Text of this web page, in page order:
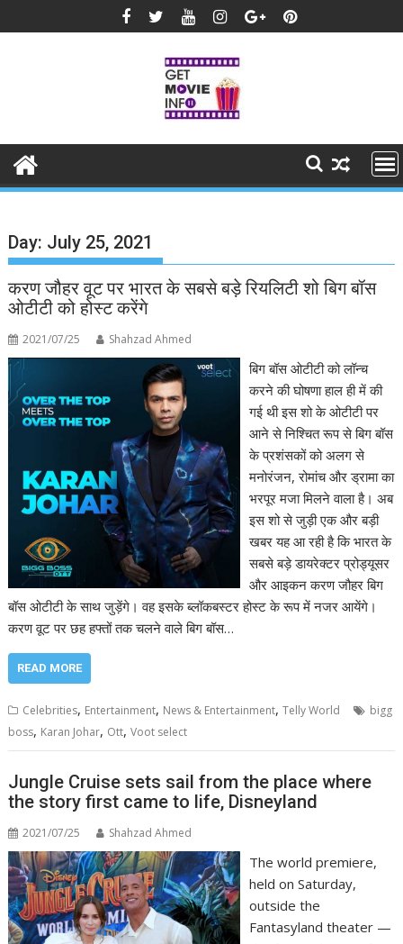
to
Day: July 25, 2021
करण जौहर वूट पर भारत के सबसे बड़े रियलिटी शो बिग बॉस
ओटीटी को होस्‍ट करेंगे
2021/07/25 Shahzad Ahmed
बिग बॉस ओटीटी को लॉन्‍च
करने की घोषणा हाल ही में की
गई थी इस शो के ओटीटी पर
आने से निश्चित रूप से बिग बॉस
के प्रशंसकों को अलग से
मनोरंजन, रोमांच और ड्रामा का
भरपूर मजा मिलने वाला है। अब
इस शो से जुड़ी एक और बड़ी
खबर यह आ रही है कि भारत के
सबसे बड़े डायरेक्‍टर प्रोड्यूसर
और आइकन करण जौहर बिग
बॉस ओटीटी के साथ जुड़ेंगे। वह इसके ब्‍लॉकबस्‍टर होस्‍ट के रूप में नजर आयेंगे।
करण वूट पर छह हफ्तों तक चलने वाले बिग बॉस…
READ MORE
Celebrities, Entertainment, News & Entertainment,Telly World
bigg
boss, Karan Johar, Ott,Voot select
Jungle Cruise sets sail from the place where
the story first came to life, Disneyland
2021/07/25 Shahzad Ahmed
The world premiere,
held on Saturday,
outside the
Fantasyland theater —